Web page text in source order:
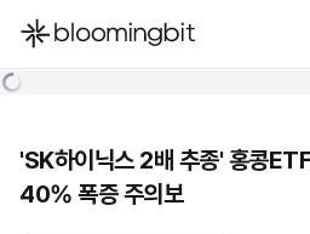
한국어
'SK하이닉스 2배 추종' 홍콩
40% 폭증 주의보